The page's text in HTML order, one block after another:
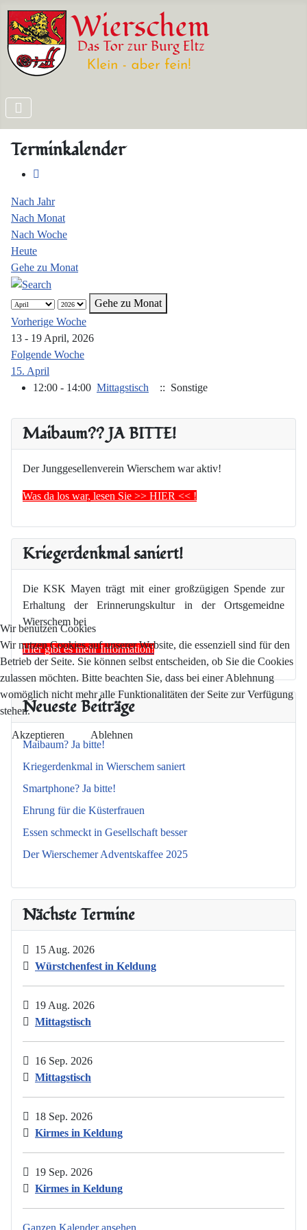
Maibaum?? JA BITTE!
Der Junggesellenverein Wierschem war aktiv!
Was da los war, lesen Sie >> HIER << !
Kriegerdenkmal saniert!
Die KSK Mayen trägt mit einer großzügigen Spende zur
Erhaltung der Erinnerungskultur in der Ortsgemeidne
Wierschem bei
Hier gibt es mehr Information!
Neueste Beiträge
Maibaum? Ja bitte!
Kriegerdenkmal in Wierschem saniert
Smartphone? Ja bitte!
Ehrung für die Küsterfrauen
Essen schmeckt in Gesellschaft besser
Der Wierschemer Adventskaffee 2025
Nächste Termine
15 Aug. 2026
Würstchenfest in Keldung
19 Aug. 2026
Mittagstisch
16 Sep. 2026
Mittagstisch
18 Sep. 2026
Kirmes in Keldung
19 Sep. 2026
Kirmes in Keldung
Terminkalender
Nach Jahr
Nach Monat
Nach Woche
Heute
Gehe zu Monat
Gehe zu Monat
Vorherige Woche
13 - 19 April, 2026
Folgende Woche
15. April
12:00 - 14:00 Mittagstisch :: Sonstige
Wir benutzen Cookies
Wir nutzen Cookies auf unserer Website, die essenziell sind für den
Betrieb der Seite. Sie können selbst entscheiden, ob Sie die Cookies
zulassen möchten. Bitte beachten Sie, dass bei einer Ablehnung
womöglich nicht mehr alle Funktionalitäten der Seite zur Verfügung
stehen.
Akzeptieren Ablehnen